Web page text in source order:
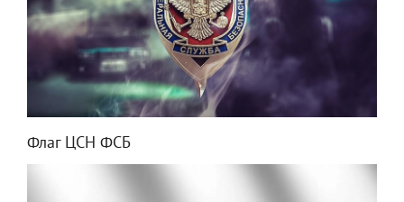
Флаг ЦСН ФСБ